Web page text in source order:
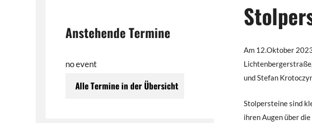
Am 12.Oktober
und Stefan
Stolpersteine sind
ihren Augen über
Anstehende Termine
no event
Alle Termine in der Übersicht